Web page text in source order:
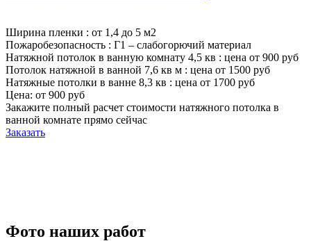
Ширина пленки : от 1,4 до 5 м2
Пожаробезопасность : Г1 – слабогорючий материал
Натяжной потолок в ванную комнату 4,5 кв : цена от 900 руб
Потолок натяжной в ванной 7,6 кв м : цена от 1500 руб
Натяжные потолки в ванне 8,3 кв : цена от 1700 руб
Цена: от 900 руб
Закажите полный расчет стоимости натяжного потолка в
ванной комнате прямо сейчас
Заказать
Фото наших работ